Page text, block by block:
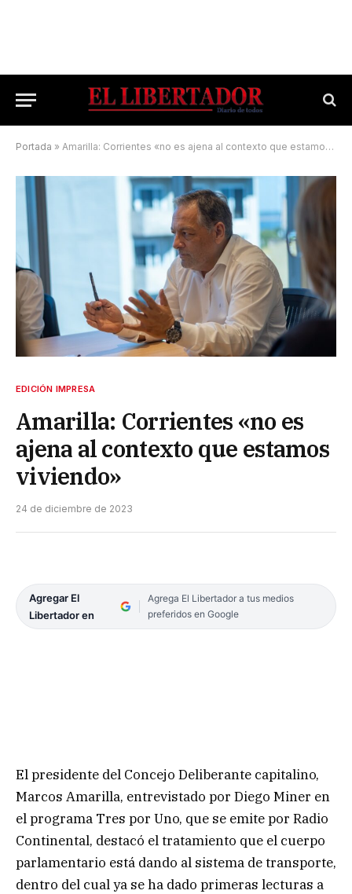
Portada » Amarilla: Corrientes «no es ajena al contexto que estamos viviendo»
EDICIÓN IMPRESA
Amarilla: Corrientes «no es
ajena al contexto que estamos
viviendo»
24 de diciembre de 2023
Agregar El
Libertador en
Agrega El Libertador a tus medios
preferidos en Google
El presidente del Concejo Deliberante capitalino,
Marcos Amarilla, entrevistado por Diego Miner en
el programa Tres por Uno, que se emite por Radio
Continental, destacó el tratamiento que el cuerpo
parlamentario está dando al sistema de transporte,
dentro del cual ya se ha dado primeras lecturas a